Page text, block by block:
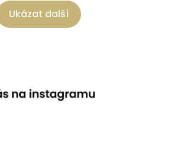
Ukázat další